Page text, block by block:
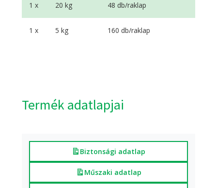
1 x 20 kg 48 db/raklap
1 x 5 kg 160 db/raklap
Termék adatlapjai
Biztonsági adatlap
Műszaki adatlap